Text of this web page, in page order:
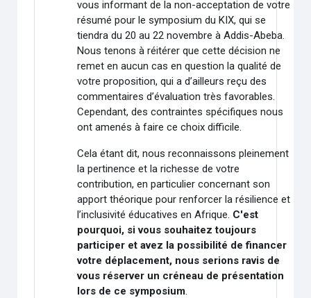
vous informant de la non-acceptation de votre
résumé pour le symposium du KIX, qui se
tiendra du 20 au 22 novembre à Addis-Abeba.
Nous tenons à réitérer que cette décision ne
remet en aucun cas en question la qualité de
votre proposition, qui a d’ailleurs reçu des
commentaires d’évaluation très favorables.
Cependant, des contraintes spécifiques nous
ont amenés à faire ce choix difficile.
Cela étant dit, nous reconnaissons pleinement
la pertinence et la richesse de votre
contribution, en particulier concernant son
apport théorique pour renforcer la résilience et
l’inclusivité éducatives en Afrique. C'est
pourquoi, si vous souhaitez toujours
participer et avez la possibilité de financer
votre déplacement, nous serions ravis de
vous réserver un créneau de présentation
lors de ce symposium.